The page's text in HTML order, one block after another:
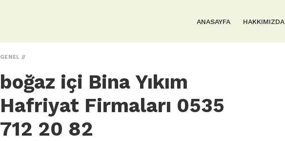
ANASAYFA HAKKIMIZDA
GENEL
boğaz içi Bina Yıkım
Hafriyat Firmaları 0535
712 20 82